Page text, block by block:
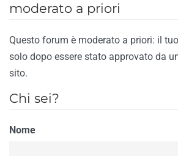
moderato a priori
Questo forum è moderato a priori: il
solo dopo essere stato approvato da
sito.
Chi sei?
Nome